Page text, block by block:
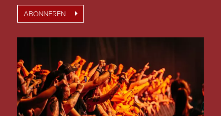
ABONNEREN